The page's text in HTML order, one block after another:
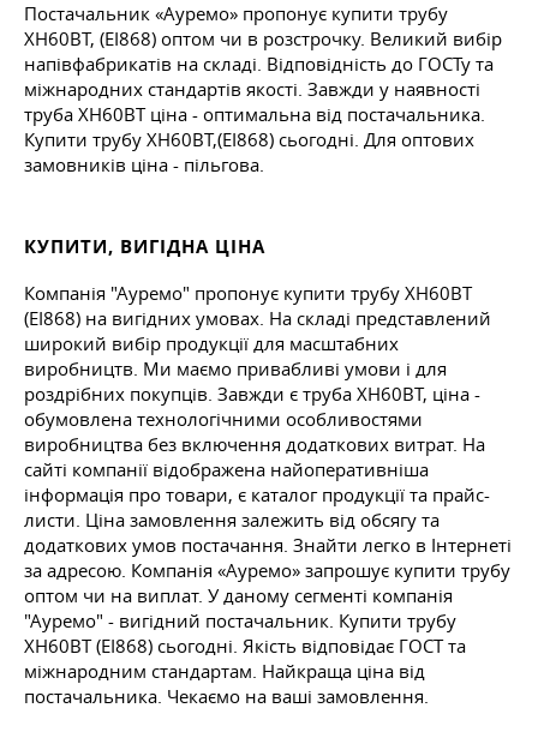
Постачальник «Ауремо» пропонує купити трубу
ХН60ВТ, (ЕІ868) оптом чи в розстрочку. Великий вибір
напівфабрикатів на складі. Відповідність до ГОСТу та
міжнародних стандартів якості. Завжди у наявності
труба ХН60ВТ ціна - оптимальна від постачальника.
Купити трубу ХН60ВТ,(ЕІ868) сьогодні. Для оптових
замовників ціна - пільгова.
КУПИТИ, ВИГІДНА ЦІНА
Компанія "Ауремо" пропонує купити трубу ХН60ВТ
(ЕІ868) на вигідних умовах. На складі представлений
широкий вибір продукції для масштабних
виробництв. Ми маємо привабливі умови і для
роздрібних покупців. Завжди є труба ХН60ВТ, ціна -
обумовлена технологічними особливостями
виробництва без включення додаткових витрат. На
сайті компанії відображена найоперативніша
інформація про товари, є каталог продукції та прайс-
листи. Ціна замовлення залежить від обсягу та
додаткових умов постачання. Знайти легко в Інтернеті
за адресою. Компанія «Ауремо» запрошує купити трубу
оптом чи на виплат. У даному сегменті компанія
"Ауремо" - вигідний постачальник. Купити трубу
ХН60ВТ (ЕІ868) сьогодні. Якість відповідає ГОСТ та
міжнародним стандартам. Найкраща ціна від
постачальника. Чекаємо на ваші замовлення.